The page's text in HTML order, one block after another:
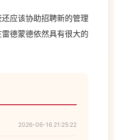
应该协助招聘新的管理
德蒙德依然具有很大的
2026-06-16 21:25:22